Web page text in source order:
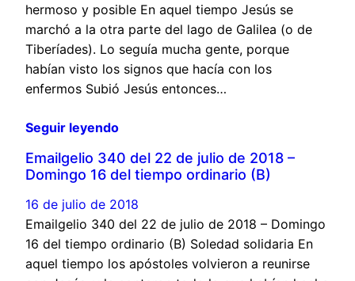
hermoso y posible En aquel tiempo Jesús se
marchó a la otra parte del lago de Galilea (o de
Tiberíades). Lo seguía mucha gente, porque
habían visto los signos que hacía con los
enfermos Subió Jesús entonces…
Seguir leyendo
Emailgelio 340 del 22 de julio de 2018 –
Domingo 16 del tiempo ordinario (B)
16 de julio de 2018
Emailgelio 340 del 22 de julio de 2018 – Domingo
16 del tiempo ordinario (B) Soledad solidaria En
aquel tiempo los apóstoles volvieron a reunirse